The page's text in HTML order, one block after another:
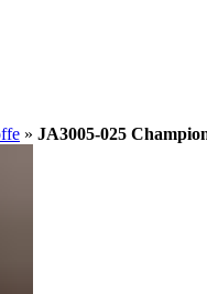
» JA3005-025